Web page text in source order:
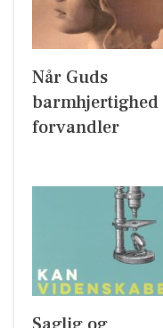
Når Guds
barmhjertighed
forvandler